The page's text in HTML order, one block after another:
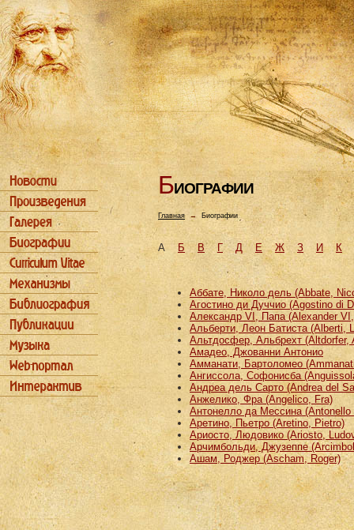
БИОГРАФИИ
Главная→ Биографии
АБ В Г Д Е Ж З И К
Аббате, Николо дель (Abbate,
Агостино ди Дуччио (Agostino di
Александр VI, Папа (Alexander
Альберти, Леон Батиста (Alberti,
Альтдосфер, Альбрехт (Altdorfer,
Амадео, Джованни Антонио
Амманати, Бартоломео
Ангиссола, Софонисба
Андреа дель Сарто (Andrea del
Анжелико, Фра (Angelico, Fra)
Антонелло да Мессина (Antonello
Аретино, Пьетро (Aretino, Pietro)
Ариосто, Людовико (Ariosto,
Арчимбольди, Джузеппе
Ашам, Роджер (Ascham, Roger)